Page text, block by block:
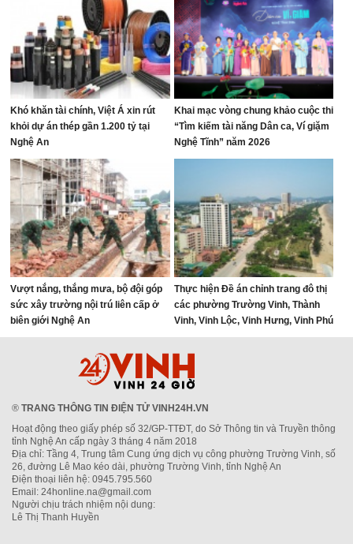
Khó khăn tài chính, Việt Á xin rút
khỏi dự án thép gần 1.200 tỷ tại
Nghệ An
Khai mạc vòng chung khảo cuộc thi
“Tìm kiếm tài năng Dân ca, Ví giặm
Nghệ Tĩnh” năm 2026
Vượt nắng, thắng mưa, bộ đội góp
sức xây trường nội trú liên cấp ở
biên giới Nghệ An
Thực hiện Đề án chỉnh trang đô thị
các phường Trường Vinh, Thành
Vinh, Vinh Lộc, Vinh Hưng, Vinh Phú
và Cửa Lò giai đoạn 2026 – 2030
® TRANG THÔNG TIN ĐIỆN TỬ VINH24H.VN
Hoạt động theo giấy phép số 32/GP-TTĐT, do Sở Thông tin và Truyền thông
tỉnh Nghệ An cấp ngày 3 tháng 4 năm 2018
Địa chỉ: Tầng 4, Trung tâm Cung ứng dịch vụ công phường Trường Vinh, số
26, đường Lê Mao kéo dài, phường Trường Vinh, tỉnh Nghệ An
Điện thoại liên hệ: 0945.795.560
Email: 24honline.na@gmail.com
Người chịu trách nhiệm nội dung:
Lê Thị Thanh Huyền